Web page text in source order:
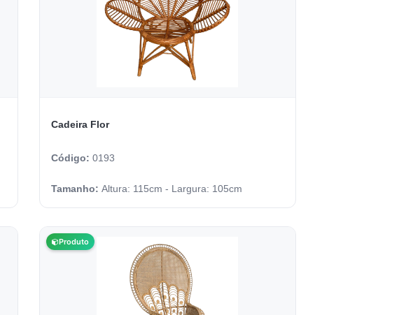
Cadeira Flor
Código: 0193
Tamanho: Altura: 115cm - Largura: 105cm
Produto